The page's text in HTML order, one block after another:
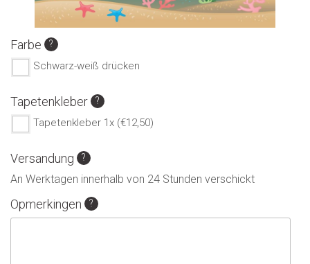
Farbe
Schwarz-weiß drücken
Tapetenkleber
Tapetenkleber 1x (€12,50)
Versandung
An Werktagen innerhalb von 24 Stunden verschickt
Opmerkingen